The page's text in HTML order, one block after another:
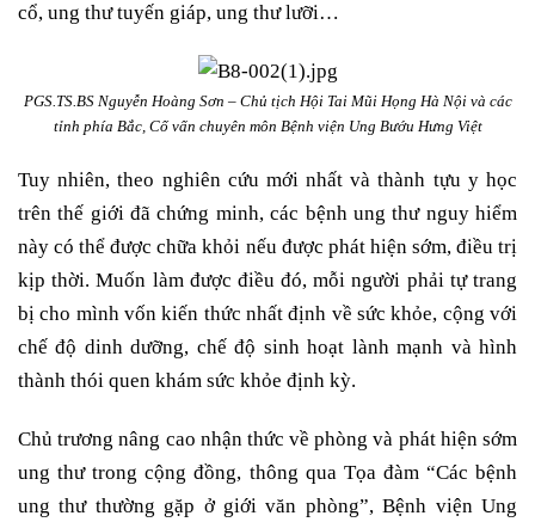
cổ, ung thư tuyến giáp, ung thư lưỡi…
PGS.TS.BS Nguyễn Hoàng Sơn – Chủ tịch Hội Tai Mũi Họng Hà Nội và các
tỉnh phía Bắc, Cố vấn chuyên môn Bệnh viện Ung Bướu Hưng Việt
Tuy nhiên, theo nghiên cứu mới nhất và thành tựu y học
trên thế giới đã chứng minh, các bệnh ung thư nguy hiểm
này có thể được chữa khỏi nếu được phát hiện sớm, điều trị
kịp thời. Muốn làm được điều đó, mỗi người phải tự trang
bị cho mình vốn kiến thức nhất định về sức khỏe, cộng với
chế độ dinh dưỡng, chế độ sinh hoạt lành mạnh và hình
thành thói quen khám sức khỏe định kỳ.
Chủ trương nâng cao nhận thức về phòng và phát hiện sớm
ung thư trong cộng đồng, thông qua Tọa đàm “Các bệnh
ung thư thường gặp ở giới văn phòng”, Bệnh viện Ung